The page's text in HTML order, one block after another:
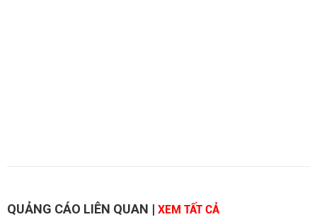
QUẢNG CÁO LIÊN QUAN | XEM TẤT CẢ